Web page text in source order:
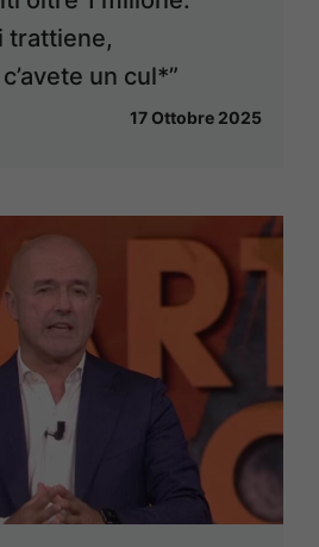
trattiene,
un cul*”
17 Ottobre 2025